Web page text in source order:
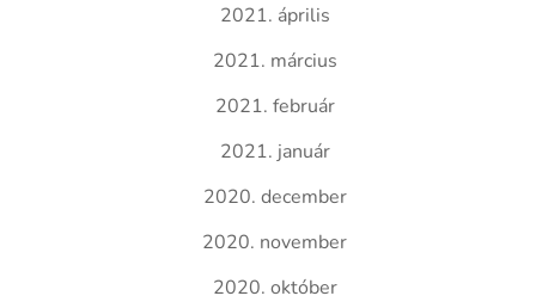
2021. április
2021. március
2021. február
2021. január
2020. december
2020. november
2020. október